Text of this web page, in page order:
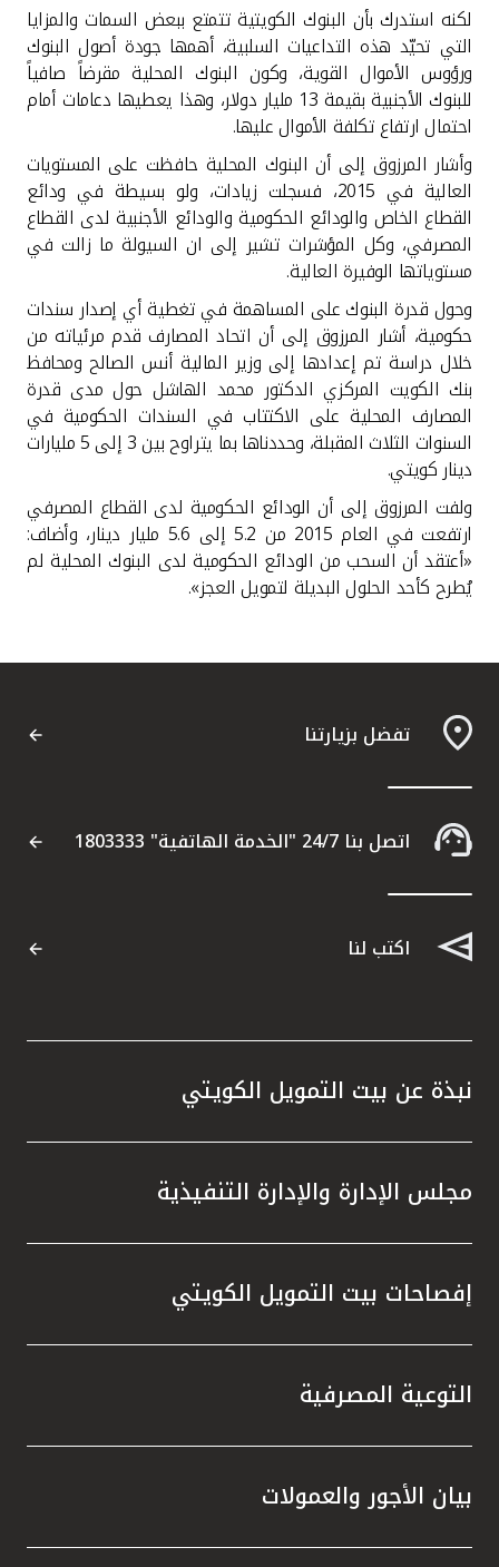
ماليزيا
تركيا
مصر
المملكة المتحدة
مملكة البحرين
لكنه استدرك بأن البنوك الكويتية تتمتع ببعض السمات والمزايا
التي تحيّد هذه التداعيات السلبية، أهمها جودة أصول البنوك
ورؤوس الأموال القوية، وكون البنوك المحلية مقرضاً صافياً
للبنوك الأجنبية بقيمة 13 مليار دولار، وهذا يعطيها دعامات أمام
احتمال ارتفاع تكلفة الأموال عليها.
وأشار المرزوق إلى أن البنوك المحلية حافظت على المستويات
العالية في 2015، فسجلت زيادات، ولو بسيطة في ودائع
القطاع الخاص والودائع الحكومية والودائع الأجنبية لدى القطاع
المصرفي، وكل المؤشرات تشير إلى ان السيولة ما زالت في
مستوياتها الوفيرة العالية.
وحول قدرة البنوك على المساهمة في تغطية أي إصدار سندات
حكومية، أشار المرزوق إلى أن اتحاد المصارف قدم مرئياته من
خلال دراسة تم إعدادها إلى وزير المالية أنس الصالح ومحافظ
بنك الكويت المركزي الدكتور محمد الهاشل حول مدى قدرة
المصارف المحلية على الاكتتاب في السندات الحكومية في
السنوات الثلاث المقبلة، وحددناها بما يتراوح بين 3 إلى 5 مليارات
دينار كويتي.
ولفت المرزوق إلى أن الودائع الحكومية لدى القطاع المصرفي
ارتفعت في العام 2015 من 5.2 إلى 5.6 مليار دينار، وأضاف:
«أعتقد أن السحب من الودائع الحكومية لدى البنوك المحلية لم
يُطرح كأحد الحلول البديلة لتمويل العجز».
تفضل بزيارتنا
اتصل بنا 24/7 "الخدمة الهاتفية" 1803333
اكتب لنا
نبذة عن بيت التمويل الكويتي
مجلس الإدارة والإدارة التنفيذية
إفصاحات بيت التمويل الكويتي
التوعية المصرفية
بيان الأجور والعمولات